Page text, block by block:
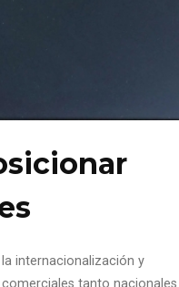
internacionalización y
tanto nacionales